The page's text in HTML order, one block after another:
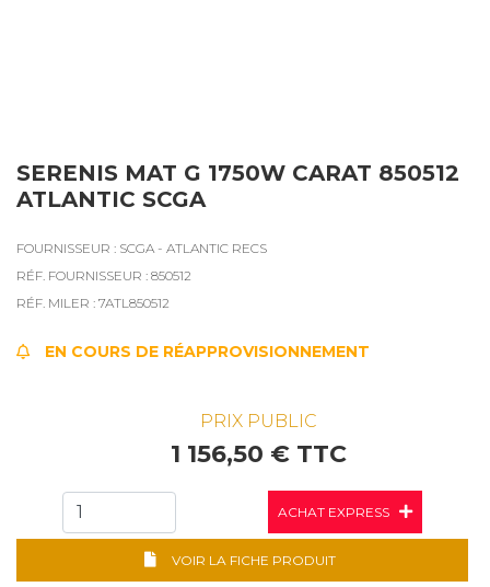
SERENIS MAT G 1750W CARAT 850512
ATLANTIC SCGA
FOURNISSEUR : SCGA - ATLANTIC RECS
RÉF. FOURNISSEUR : 850512
RÉF. MILER : 7ATL850512
EN COURS DE RÉAPPROVISIONNEMENT
PRIX PUBLIC
1 156,50 € TTC
ACHAT EXPRESS
VOIR LA FICHE PRODUIT